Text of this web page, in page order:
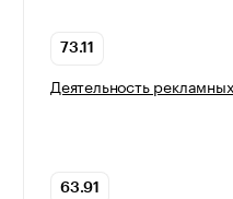
73.11
Деятельность
63.91